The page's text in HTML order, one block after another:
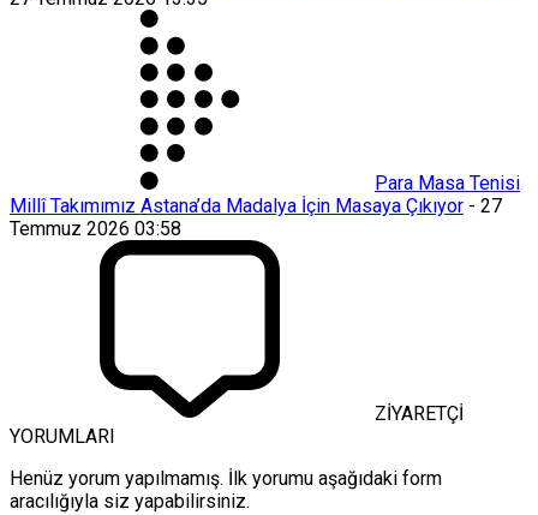
Para Masa Tenisi
Millî Takımımız Astana’da Madalya İçin Masaya Çıkıyor - 27
Temmuz 2026 03:58
ZİYARETÇİ
YORUMLARI
Henüz yorum yapılmamış. İlk yorumu aşağıdaki form
aracılığıyla siz yapabilirsiniz.